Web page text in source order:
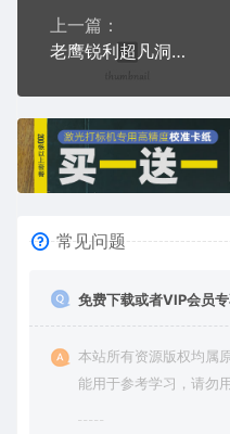
上一篇：
老鹰锐利超凡洞察力热血AI8.0格式激光打标文件通用矢量图
常见问题
免费下载或者VIP会员
本站所有资源版权均属
能用于参考学习，请勿